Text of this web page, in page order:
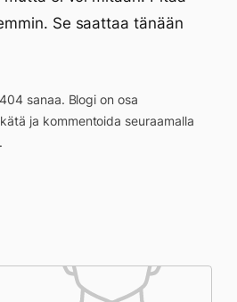
Se saattaa tänään
sanaa. Blogi on osa
ja kommentoida seuraamalla
.